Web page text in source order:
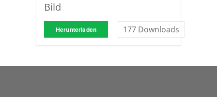
Bild
Herunterladen 177 Downloads